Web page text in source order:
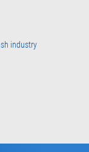
industry